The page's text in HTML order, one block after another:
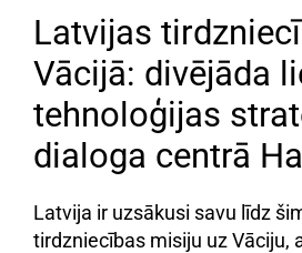
Latvijas
Vācijā: divējāda
tehnoloģijas
dialoga centrā
Latvija ir uzsākusi savu līdz
tirdzniecības misiju uz Vāciju,